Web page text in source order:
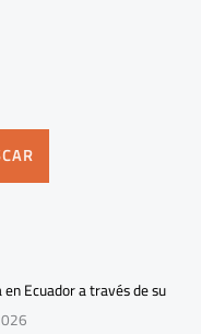
Ecuador a través de su